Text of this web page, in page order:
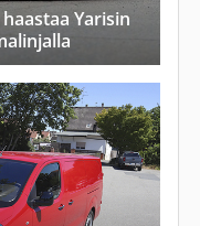
Yarisin